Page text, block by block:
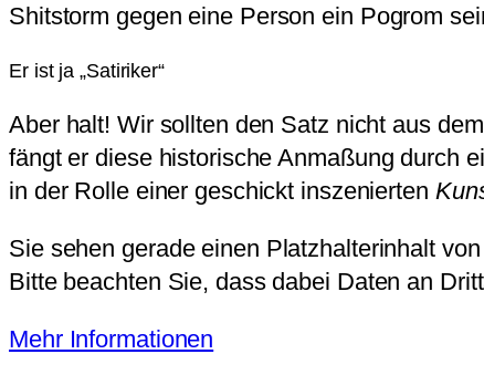
Shitstorm gegen eine Person ein Pogrom
Er ist ja „Satiriker“
Aber halt! Wir sollten den Satz nicht aus
fängt er diese historische Anmaßung durch
in der Rolle einer geschickt inszenierten
Sie sehen gerade einen Platzhalterinhalt von
Bitte beachten Sie, dass dabei Daten an
Mehr Informationen